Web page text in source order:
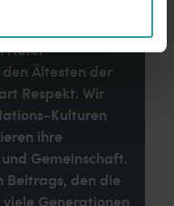
Hüter
Ältesten der
Respekt. Wir
Kulturen
ihre
Gemeinschaft.
Beitrags, den die
Generationen